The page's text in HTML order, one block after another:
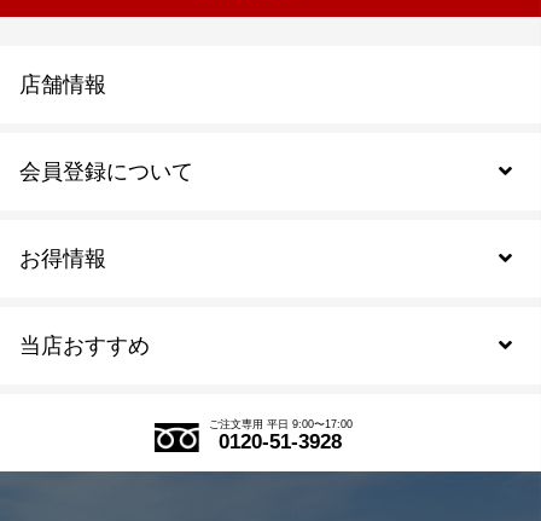
当店おすすめ
式部の香りシリーズ
お得情報
会員登録について
会員規約について
店舗情報
ご注文専用 平日 9:00〜17:00
0120-51-3928